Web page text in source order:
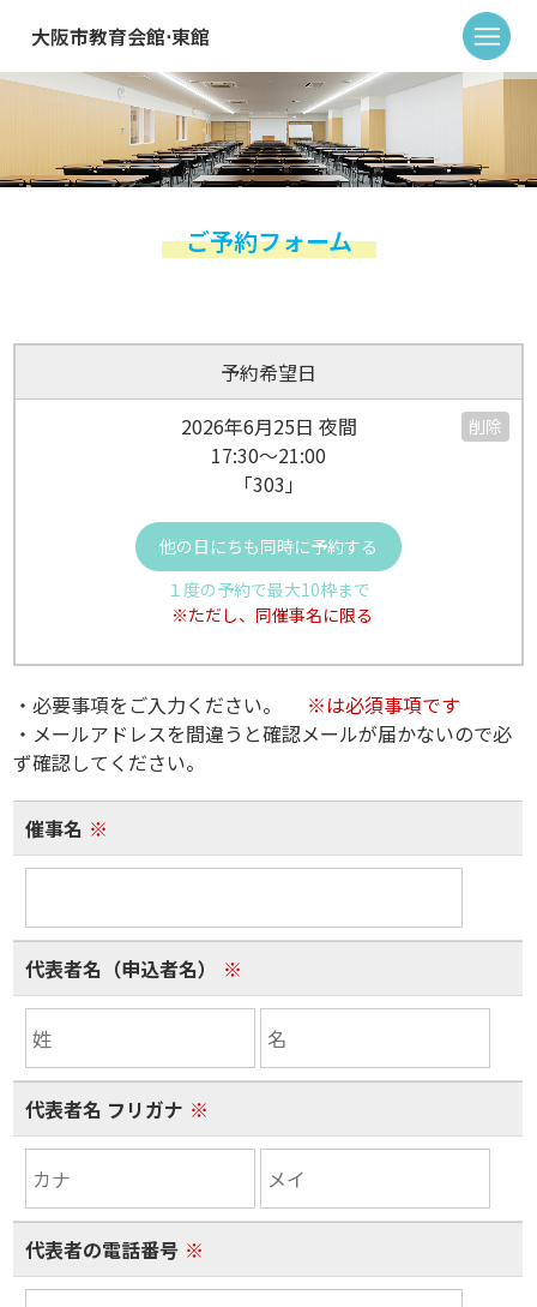
大阪市教育会館⋅東館
ご予約フォーム
予約希望日
2026年6月25日 夜間
17:30～21:00
「303」
削除
他の日にちも同時に予約する
１度の予約で最大10枠まで
※ただし、同催事名に限る
・必要事項をご入力ください。
※は必須事項です
・メールアドレスを間違うと確認メールが届かないので必
ず確認してください。
催事名 ※
代表者名（申込者名） ※
代表者名 フリガナ ※
代表者の電話番号 ※